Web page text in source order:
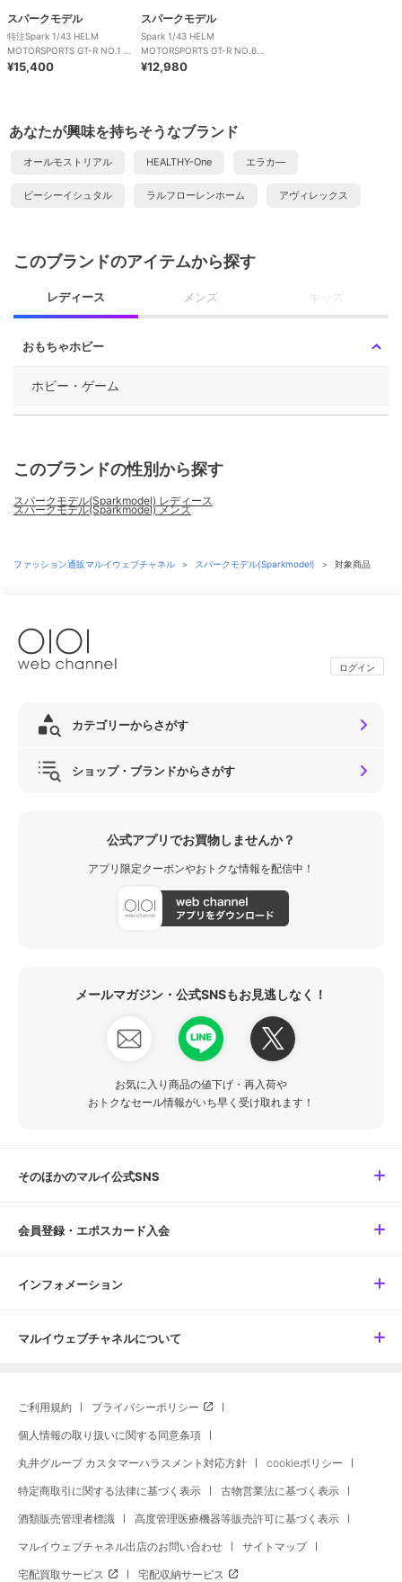
スパークモデル
特注Spark 1/43 HELM
MOTORSPORTS GT-R NO.1 ス
ーパー耐久
¥15,400
スパークモデル
Spark 1/43 HELM
MOTORSPORTS GT-R NO.62
GT300 2024
¥12,980
あなたが興味を持ちそうなブランド
オールモストリアル HEALTHY-One エラカ―
ビーシーイシュタル ラルフローレンホーム アヴィレックス
このブランドのアイテムから探す
レディース メンズ キッズ
おもちゃホビー
ホビー・ゲーム
このブランドの性別から探す
スパークモデル(Sparkmodel) レディース
スパークモデル(Sparkmodel) メンズ
ファッション通販マルイウェブチャネル ＞ スパークモデル(Sparkmodel) ＞ 対象商品
ログイン
カテゴリーからさがす
ショップ・ブランドからさがす
公式アプリでお買物しませんか？
アプリ限定クーポンやおトクな情報を配信中！
メールマガジン・公式SNSもお見逃しなく！
お気に入り商品の値下げ・再入荷や
おトクなセール情報がいち早く受け取れます！
そのほかのマルイ公式SNS
会員登録・エポスカード入会
インフォメーション
マルイウェブチャネルについて
ご利用規約 プライバシーポリシー
個人情報の取り扱いに関する同意条項
丸井グループ カスタマーハラスメント対応方針 cookieポリシー
特定商取引に関する法律に基づく表示 古物営業法に基づく表示
酒類販売管理者標識 高度管理医療機器等販売許可に基づく表示
マルイウェブチャネル出店のお問い合わせ サイトマップ
宅配買取サービス 宅配収納サービス